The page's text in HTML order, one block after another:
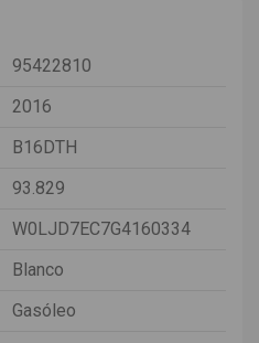
95422810
2016
B16DTH
93.829
W0LJD7EC7G4160334
Blanco
Gasóleo